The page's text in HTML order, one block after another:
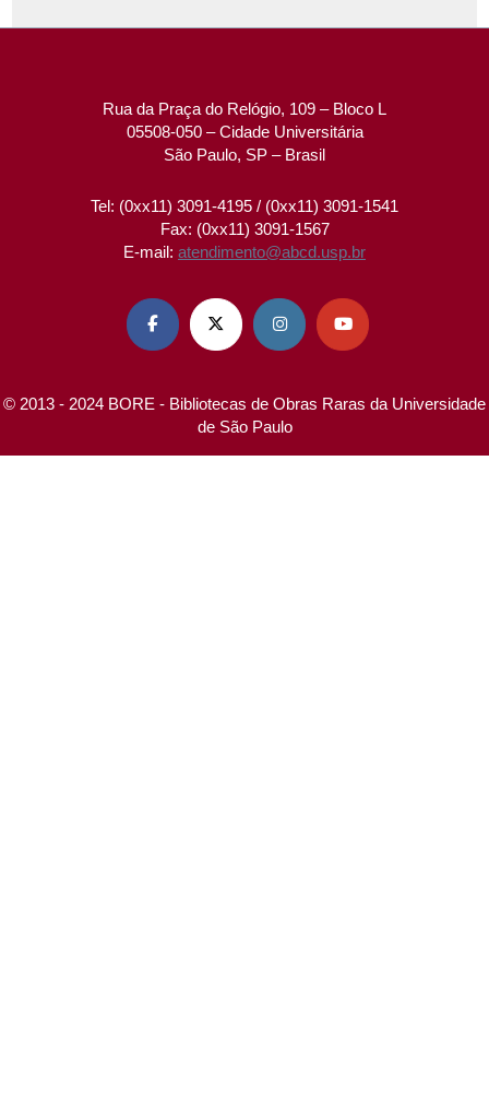
Rua da Praça do Relógio, 109 – Bloco L
05508-050 – Cidade Universitária
São Paulo, SP – Brasil
Tel: (0xx11) 3091-4195 / (0xx11) 3091-1541
Fax: (0xx11) 3091-1567
E-mail: atendimento@abcd.usp.br
   
© 2013 - 2024 BORE - Bibliotecas de Obras Raras da Universidade
de São Paulo